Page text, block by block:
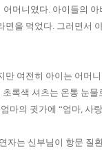
어머니였다. 아이들의 아
면을 먹었다. 그러면서
만 여전히 아이는 어머
초록색 셔츠는 온통 눈물
마의 귓가에 “엄마, 사
자는 신부님이 항문 질